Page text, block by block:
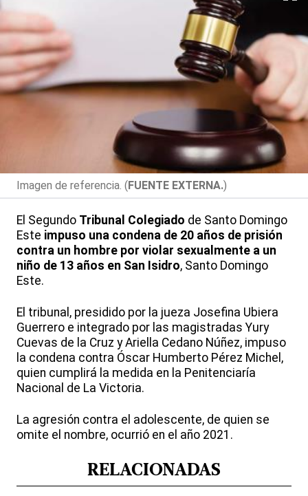
Imagen de referencia. (FUENTE EXTERNA.)
El Segundo Tribunal Colegiado de Santo Domingo
Este impuso una condena de 20 años de prisión
contra un hombre por violar sexualmente a un
niño de 13 años en San Isidro, Santo Domingo
Este.
El tribunal, presidido por la jueza Josefina Ubiera
Guerrero e integrado por las magistradas Yury
Cuevas de la Cruz y Ariella Cedano Núñez, impuso
la condena contra Óscar Humberto Pérez Michel,
quien cumplirá la medida en la Penitenciaría
Nacional de La Victoria.
La agresión contra el adolescente, de quien se
omite el nombre, ocurrió en el año 2021.
RELACIONADAS